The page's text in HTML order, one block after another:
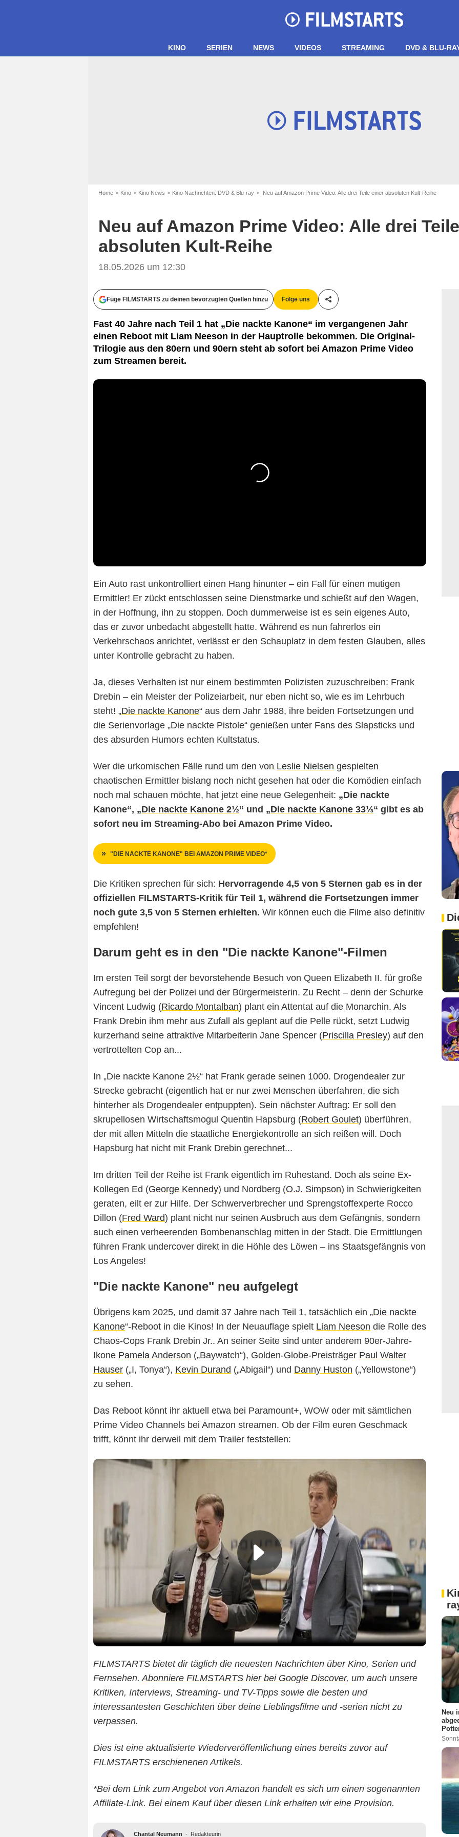
KINO SERIEN NEWS VIDEOS STREAMING DVD & BLU-
Home Kino Kino News Kino Nachrichten: DVD & Blu-ray Neu auf Amazon Prime Video: Alle drei Teile einer absoluten Kult-Reihe
Neu auf Amazon Prime Video: Alle drei
absoluten Kult-Reihe
18.05.2026 um 12:30
Füge FILMSTARTS zu deinen bevorzugten Quellen hinzu Folge uns
Teile diesen Artikel
Fast 40 Jahre nach Teil 1 hat „Die nackte Kanone“ im vergangenen Jahr
einen Reboot mit Liam Neeson in der Hauptrolle bekommen. Die Original-
Trilogie aus den 80ern und 90ern steht ab sofort bei Amazon Prime Video
zum Streamen bereit.
Ein Auto rast unkontrolliert einen Hang hinunter – ein Fall für einen mutigen
Ermittler! Er zückt entschlossen seine Dienstmarke und schießt auf den Wagen,
in der Hoffnung, ihn zu stoppen. Doch dummerweise ist es sein eigenes Auto,
das er zuvor unbedacht abgestellt hatte. Während es nun fahrerlos ein
Verkehrschaos anrichtet, verlässt er den Schauplatz in dem festen Glauben, alles
unter Kontrolle gebracht zu haben.
Ja, dieses Verhalten ist nur einem bestimmten Polizisten zuzuschreiben: Frank
Drebin – ein Meister der Polizeiarbeit, nur eben nicht so, wie es im Lehrbuch
steht! „Die nackte Kanone“ aus dem Jahr 1988, ihre beiden Fortsetzungen und
die Serienvorlage „Die nackte Pistole“ genießen unter Fans des Slapsticks und
des absurden Humors echten Kultstatus.
Wer die urkomischen Fälle rund um den von Leslie Nielsen gespielten
chaotischen Ermittler bislang noch nicht gesehen hat oder die Komödien einfach
noch mal schauen möchte, hat jetzt eine neue Gelegenheit: „Die nackte
Kanone“, „Die nackte Kanone 2½“ und „Die nackte Kanone 33⅓“ gibt es ab
sofort neu im Streaming-Abo bei Amazon Prime Video.
"DIE NACKTE KANONE" BEI AMAZON PRIME VIDEO*
Die Kritiken sprechen für sich: Hervorragende 4,5 von 5 Sternen gab es in der
offiziellen FILMSTARTS-Kritik für Teil 1, während die Fortsetzungen immer
noch gute 3,5 von 5 Sternen erhielten. Wir können euch die Filme also definitiv
empfehlen!
Darum geht es in den "Die nackte Kanone"-Filmen
Im ersten Teil sorgt der bevorstehende Besuch von Queen Elizabeth II. für große
Aufregung bei der Polizei und der Bürgermeisterin. Zu Recht – denn der Schurke
Vincent Ludwig (Ricardo Montalban) plant ein Attentat auf die Monarchin. Als
Frank Drebin ihm mehr aus Zufall als geplant auf die Pelle rückt, setzt Ludwig
kurzerhand seine attraktive Mitarbeiterin Jane Spencer (Priscilla Presley) auf den
vertrottelten Cop an...
In „Die nackte Kanone 2½“ hat Frank gerade seinen 1000. Drogendealer zur
Strecke gebracht (eigentlich hat er nur zwei Menschen überfahren, die sich
hinterher als Drogendealer entpuppten). Sein nächster Auftrag: Er soll den
skrupellosen Wirtschaftsmogul Quentin Hapsburg (Robert Goulet) überführen,
der mit allen Mitteln die staatliche Energiekontrolle an sich reißen will. Doch
Hapsburg hat nicht mit Frank Drebin gerechnet...
Im dritten Teil der Reihe ist Frank eigentlich im Ruhestand. Doch als seine Ex-
Kollegen Ed (George Kennedy) und Nordberg (O.J. Simpson) in Schwierigkeiten
geraten, eilt er zur Hilfe. Der Schwerverbrecher und Sprengstoffexperte Rocco
Dillon (Fred Ward) plant nicht nur seinen Ausbruch aus dem Gefängnis, sondern
auch einen verheerenden Bombenanschlag mitten in der Stadt. Die Ermittlungen
führen Frank undercover direkt in die Höhle des Löwen – ins Staatsgefängnis von
Los Angeles!
"Die nackte Kanone" neu aufgelegt
Übrigens kam 2025, und damit 37 Jahre nach Teil 1, tatsächlich ein „Die nackte
Kanone“-Reboot in die Kinos! In der Neuauflage spielt Liam Neeson die Rolle des
Chaos-Cops Frank Drebin Jr.. An seiner Seite sind unter anderem 90er-Jahre-
Ikone Pamela Anderson („Baywatch“), Golden-Globe-Preisträger Paul Walter
Hauser („I, Tonya“), Kevin Durand („Abigail“) und Danny Huston („Yellowstone“)
zu sehen.
Das Reboot könnt ihr aktuell etwa bei Paramount+, WOW oder mit sämtlichen
Prime Video Channels bei Amazon streamen. Ob der Film euren Geschmack
trifft, könnt ihr derweil mit dem Trailer feststellen:
FILMSTARTS bietet dir täglich die neuesten Nachrichten über Kino, Serien und
Fernsehen.Abonniere FILMSTARTS hier bei Google Discover, um auch unsere
Kritiken, Interviews, Streaming- und TV-Tipps sowie die besten und
interessantesten Geschichten über deine Lieblingsfilme und -serien nicht zu
verpassen.
Dies ist eine aktualisierte Wiederveröffentlichung eines bereits zuvor auf
FILMSTARTS erschienenen Artikels.
*Bei dem Link zum Angebot von Amazon handelt es sich um einen sogenannten
Affiliate-Link. Bei einem Kauf über diesen Link erhalten wir eine Provision.
Chantal Neumann - Redakteurin
Neu